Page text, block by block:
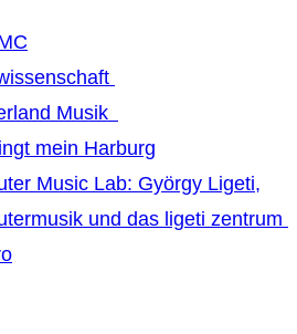
Musik
mein Harburg
Music Lab: György Ligeti,
und das ligeti zentrum